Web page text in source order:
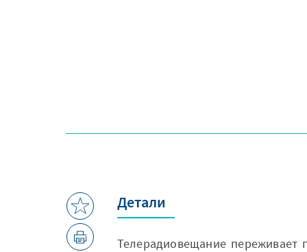
Детали
Телерадиовещание переживает